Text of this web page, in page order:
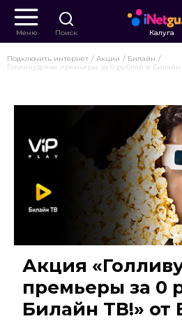
Меню Поиск Калуга
Подключить интернет Акции
Билайн
Голливудские премьеры за 0 рублей в Билайн
Акция
премьеры за 0
Билайн ТВ!» от